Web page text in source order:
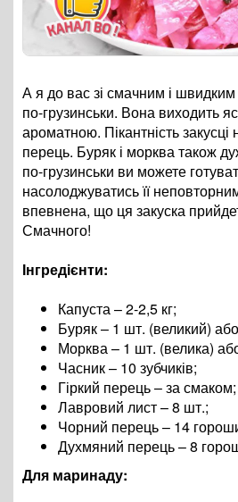
А я до вас зі смачним і
по-грузинськи. Вона виходить
ароматною. Пікантність закусці
перець. Буряк і морква також
по-грузинськи ви можете
насолоджуватись її
впевнена, що ця закуска
Смачного!
Інгредієнти:
Капуста – 2-2,5 кг;
Буряк – 1 шт. (великий)
Морква – 1 шт. (велика)
Часник – 10 зубчиків;
Гіркий перець – за смаком;
Лавровий лист – 8 шт.;
Чорний перець – 14
Духмяний перець – 8
Для маринаду: